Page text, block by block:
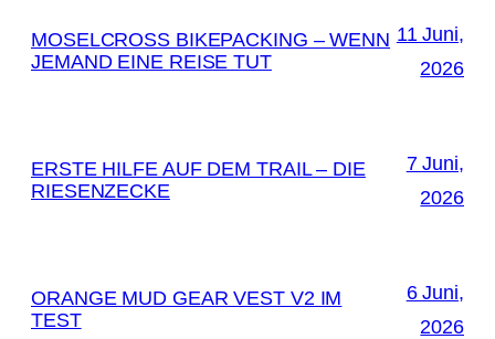
MOSELCROSS BIKEPACKING – WENN
JEMAND EINE REISE TUT
11 Juni,
2026
ERSTE HILFE AUF DEM TRAIL – DIE
RIESENZECKE
7 Juni,
2026
ORANGE MUD GEAR VEST V2 IM
TEST
6 Juni,
2026